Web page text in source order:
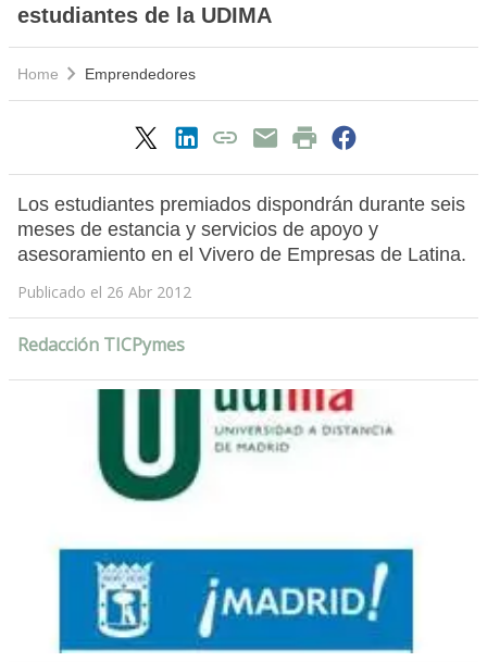
estudiantes de la UDIMA
Home Emprendedores
Los estudiantes premiados dispondrán durante seis
meses de estancia y servicios de apoyo y
asesoramiento en el Vivero de Empresas de Latina.
Publicado el 26 Abr 2012
Redacción TICPymes